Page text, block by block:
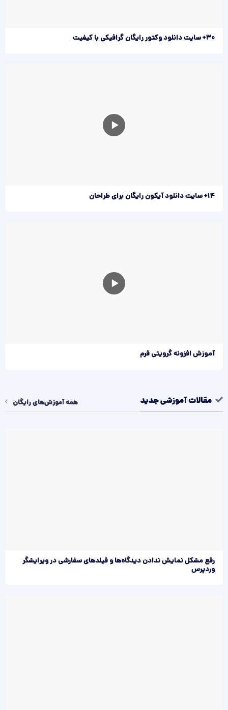
30+ سایت دانلود وکتور رایگان گرافیکی با کیفیت
14+ سایت دانلود آیکون رایگان برای طراحان
آموزش افزونه گرویتی فرم
مقالات آموزشی جدید همه آموزش‌های رایگان
رفع مشکل نمایش ندادن دیدگاه‌ها و فیلدهای سفارشی در ویرایشگر
وردپرس